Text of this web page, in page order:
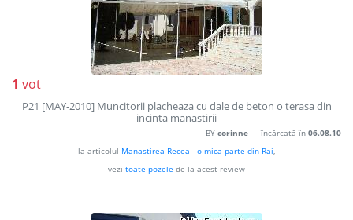
1 vot
P21 [MAY-2010] Muncitorii placheaza cu dale de beton o terasa din
incinta manastirii
BY corinne — încărcată în 06.08.10
la articolul Manastirea Recea - o mica parte din Rai,
vezi toate pozele de la acest review